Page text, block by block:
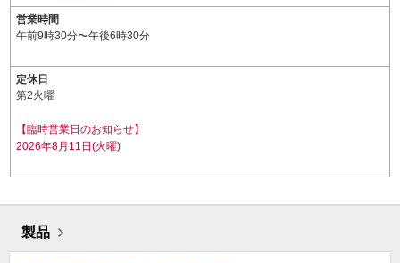
営業時間
午前9時30分〜午後6時30分
定休日
第2火曜
【臨時営業日のお知らせ】
2026年8月11日(火曜)
製品